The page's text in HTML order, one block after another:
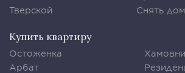
Тверской
Снять дом
Купить квартиру
Остоженка
Арбат